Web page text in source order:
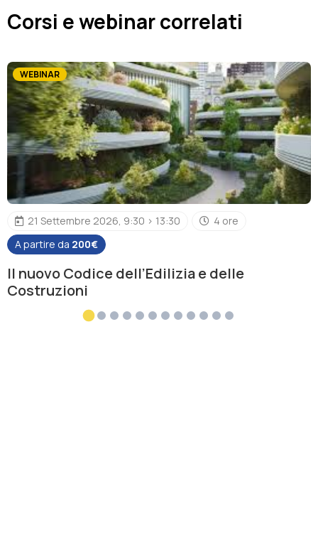
Corsi e webinar correlati
21 Settembre 2026, 9:30 > 13:30
4 ore
A partire da 200€
Il nuovo Codice dell’Edilizia e delle
Costruzioni
WEBINAR